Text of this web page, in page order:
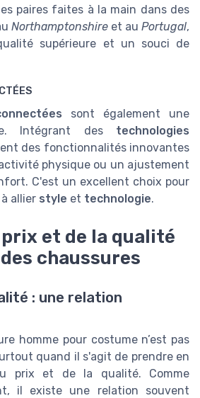
paires faites à la main dans des
Northamptonshire et au Portugal,
supérieure et un souci de
sont également une
Intégrant des technologies
des fonctionnalités innovantes
physique ou un ajustement
C'est un excellent choix pour
allier style et technologie.
et de la qualité
chaussures
: une relation
homme pour costume n’est pas
quand il s'agit de prendre en
prix et de la qualité. Comme
il existe une relation souvent